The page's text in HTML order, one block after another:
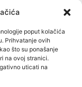
poput kolačića
Prihvatanje ovih
što su ponašanje
na ovoj stranici.
uticati na